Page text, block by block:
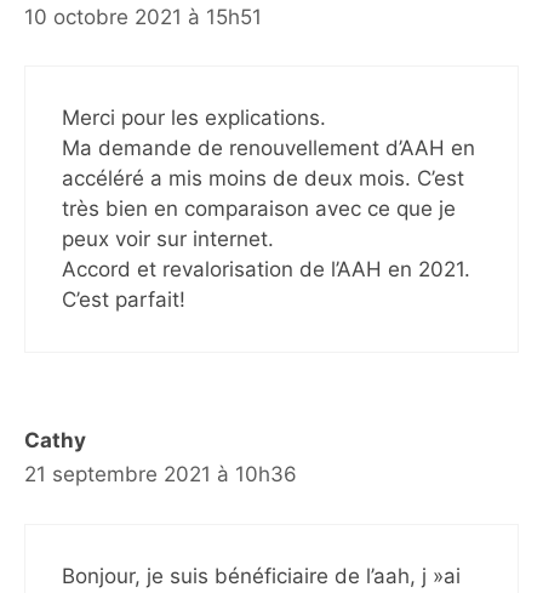
10 octobre 2021 à 15h51
Merci pour les explications.
Ma demande de renouvellement d’AAH en
accéléré a mis moins de deux mois. C’est
très bien en comparaison avec ce que je
peux voir sur internet.
Accord et revalorisation de l’AAH en 2021.
C’est parfait!
Cathy
21 septembre 2021 à 10h36
Bonjour, je suis bénéficiaire de l’aah, j »ai